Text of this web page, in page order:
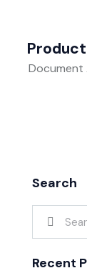
Document
Search
Recent